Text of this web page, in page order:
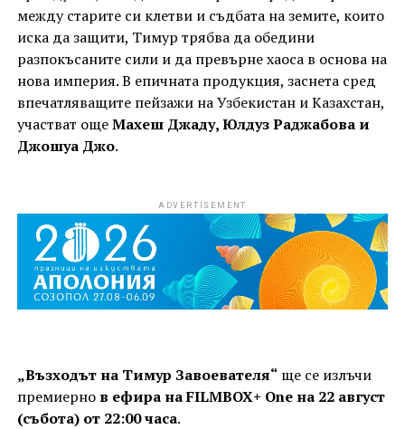
между старите си клетви и съдбата на земите, които
иска да защити, Тимур трябва да обедини
разпокъсаните сили и да превърне хаоса в основа на
нова империя. В епичната продукция, заснета сред
впечатляващите пейзажи на Узбекистан и Казахстан,
участват ощеМахеш Джаду, Юлдуз Раджабова и
Джошуа Джо.
ADVERTISEMENT
„Възходът на Тимур Завоевателя“ще се излъчи
премиерно в ефира на FILMBOX+ One на 22 август
(събота) от 22:00 часа.